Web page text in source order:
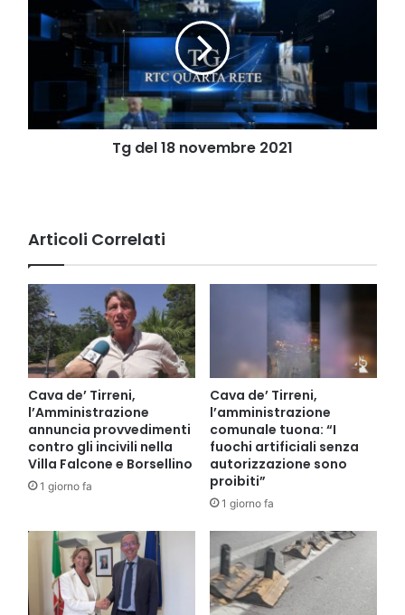
18
novembre
2021
Tg del 18 novembre 2021
Articoli Correlati
Cava de’ Tirreni,
l’Amministrazione
annuncia provvedimenti
contro gli incivili nella
Villa Falcone e Borsellino
1 giorno fa
Cava de’ Tirreni,
l’amministrazione
comunale tuona: “I
fuochi artificiali senza
autorizzazione sono
proibiti”
1 giorno fa